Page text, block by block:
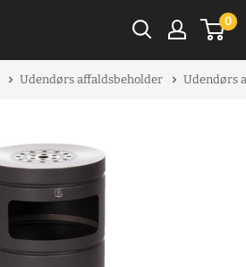
0
Udendørs affaldsbeholder Udendørs